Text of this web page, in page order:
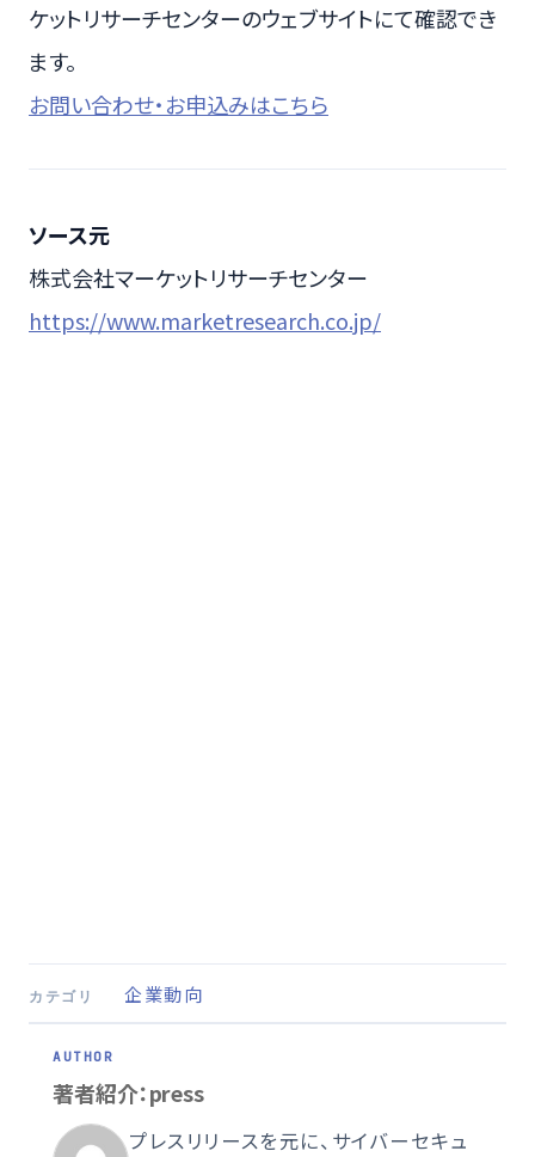
ケットリサーチセンターのウェブサイトにて確認でき
ます。
お問い合わせ・お申込みはこちら
ソース元
株式会社マーケットリサーチセンター
https://www.marketresearch.co.jp/
カテゴリ 企業動向
著者紹介：press
プレスリリースを元に、サイバーセキュ